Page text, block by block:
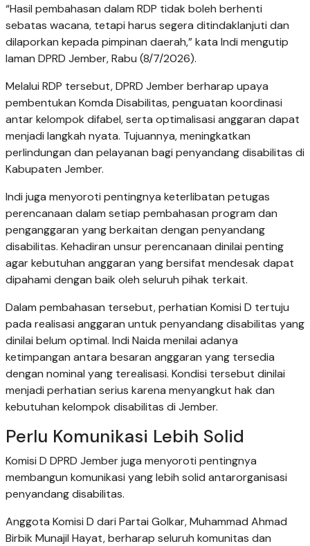
“Hasil pembahasan dalam RDP tidak boleh berhenti
sebatas wacana, tetapi harus segera ditindaklanjuti dan
dilaporkan kepada pimpinan daerah,” kata Indi mengutip
laman DPRD Jember, Rabu (8/7/2026).
Melalui RDP tersebut, DPRD Jember berharap upaya
pembentukan Komda Disabilitas, penguatan koordinasi
antar kelompok difabel, serta optimalisasi anggaran dapat
menjadi langkah nyata. Tujuannya, meningkatkan
perlindungan dan pelayanan bagi penyandang disabilitas di
Kabupaten Jember.
Indi juga menyoroti pentingnya keterlibatan petugas
perencanaan dalam setiap pembahasan program dan
penganggaran yang berkaitan dengan penyandang
disabilitas. Kehadiran unsur perencanaan dinilai penting
agar kebutuhan anggaran yang bersifat mendesak dapat
dipahami dengan baik oleh seluruh pihak terkait.
Dalam pembahasan tersebut, perhatian Komisi D tertuju
pada realisasi anggaran untuk penyandang disabilitas yang
dinilai belum optimal. Indi Naida menilai adanya
ketimpangan antara besaran anggaran yang tersedia
dengan nominal yang terealisasi. Kondisi tersebut dinilai
menjadi perhatian serius karena menyangkut hak dan
kebutuhan kelompok disabilitas di Jember.
Perlu Komunikasi Lebih Solid
Komisi D DPRD Jember juga menyoroti pentingnya
membangun komunikasi yang lebih solid antarorganisasi
penyandang disabilitas.
Anggota Komisi D dari Partai Golkar, Muhammad Ahmad
Birbik Munajil Hayat, berharap seluruh komunitas dan